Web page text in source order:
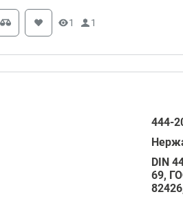
1 1
444-
DIN
69,
82426